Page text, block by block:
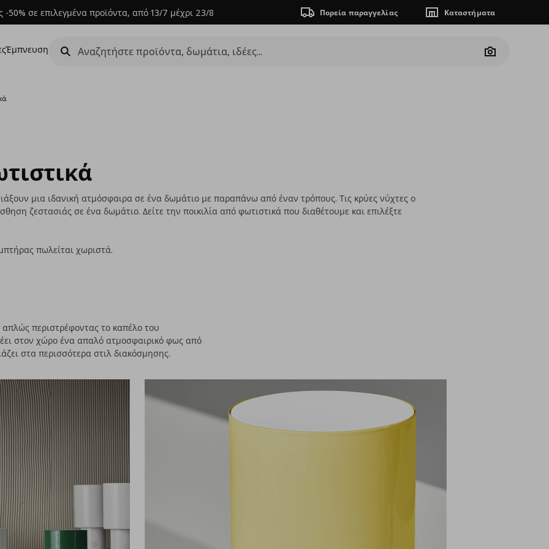
-50% σε επιλεγμένα προϊόντα, από 13/7 μέχρι 23/8 Πορεία παραγγελίας Καταστήματα
Έμπνευση
Camera
μια ιδανική ατμόσφαιρα σε ένα δωμάτιο με παραπάνω από έναν τρόπους. Τις κρύες νύχτες ο
ζεστασιάς σε ένα δωμάτιο. Δείτε την ποικιλία από φωτιστικά που διαθέτουμε και επιλέξτε
πωλείται χωριστά.
περιστρέφοντας το καπέλο του
στον χώρο ένα απαλό ατμοσφαιρικό φως από
στα περισσότερα στιλ διακόσμησης.